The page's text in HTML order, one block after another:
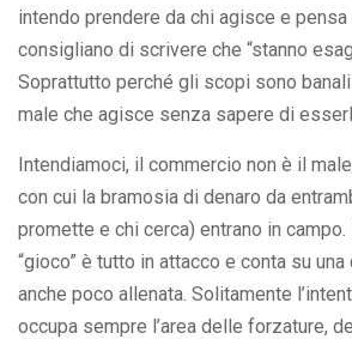
intendo prendere da chi agisce e
consigliano di scrivere che “stanno
Soprattutto perché gli scopi sono
male che agisce senza sapere di
Intendiamoci, il commercio non è il
con cui la bramosia di denaro da
promette e chi cerca) entrano in
“gioco” è tutto in attacco e conta su
anche poco allenata. Solitamente
occupa sempre l’area delle forzature,